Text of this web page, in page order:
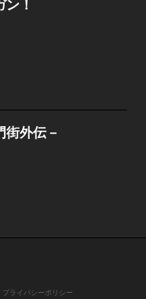
！
街外伝－
プライバシーポリシー